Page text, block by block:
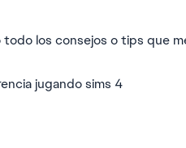
los consejos o tips que
jugando sims 4